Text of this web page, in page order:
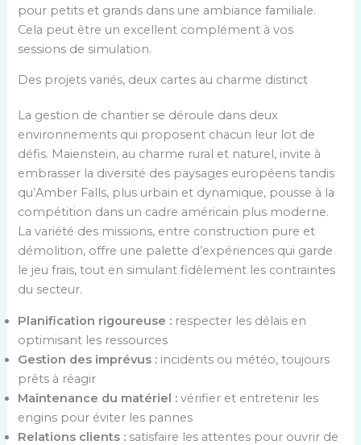
pour petits et grands dans une ambiance familiale.
Cela peut être un excellent complément à vos
sessions de simulation.
Des projets variés, deux cartes au charme distinct
La gestion de chantier se déroule dans deux
environnements qui proposent chacun leur lot de
défis. Maienstein, au charme rural et naturel, invite à
embrasser la diversité des paysages européens tandis
qu’Amber Falls, plus urbain et dynamique, pousse à la
compétition dans un cadre américain plus moderne.
La variété des missions, entre construction pure et
démolition, offre une palette d’expériences qui garde
le jeu frais, tout en simulant fidèlement les contraintes
du secteur.
Planification rigoureuse : respecter les délais en
optimisant les ressources
Gestion des imprévus : incidents ou météo, toujours
prêts à réagir
Maintenance du matériel : vérifier et entretenir les
engins pour éviter les pannes
Relations clients : satisfaire les attentes pour ouvrir de